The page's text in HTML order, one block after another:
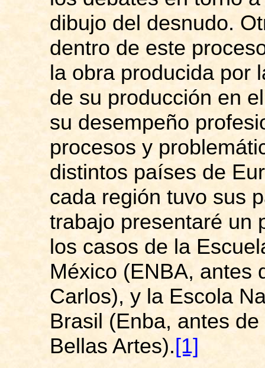
dibujo del desnudo.
dentro de este
la obra producida por
de su producción en
su desempeño
procesos y
distintos países de
cada región tuvo sus
trabajo presentaré un
los casos de la
México (ENBA, antes
Carlos), y la Escola
Brasil (Enba, antes
Bellas Artes). [1]